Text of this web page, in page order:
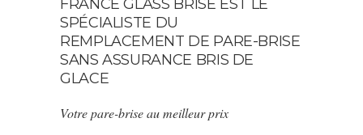
FRANCE GLASS BRISE EST LE
SPÉCIALISTE DU
REMPLACEMENT DE PARE-BRISE
SANS ASSURANCE BRIS DE
GLACE
Votre pare-brise au meilleur prix